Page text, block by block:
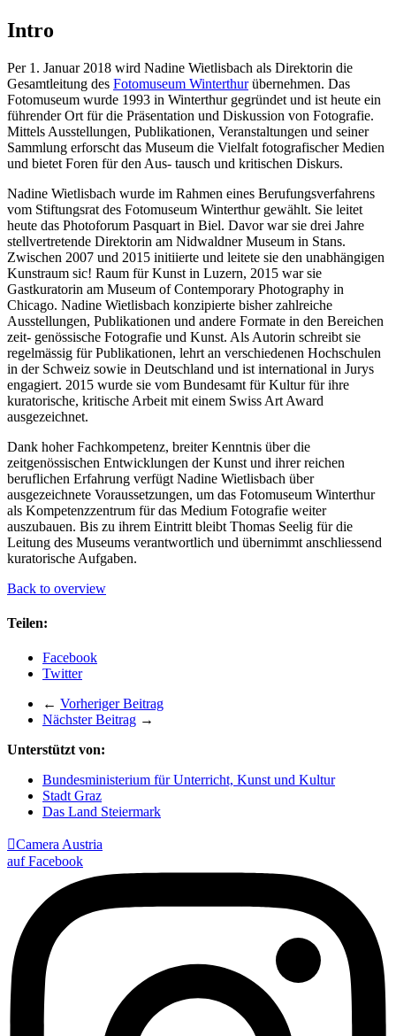
Intro
Per 1. Januar 2018 wird Nadine Wietlisbach als Direktorin die
Gesamtleitung des Fotomuseum Winterthurübernehmen. Das
Fotomuseum wurde 1993 in Winterthur gegründet und ist heute ein
führender Ort für die Präsentation und Diskussion von Fotografie.
Mittels Ausstellungen, Publikationen, Veranstaltungen und seiner
Sammlung erforscht das Museum die Vielfalt fotografischer Medien
und bietet Foren für den Aus- tausch und kritischen Diskurs.
Nadine Wietlisbach wurde im Rahmen eines Berufungsverfahrens
vom Stiftungsrat des Fotomuseum Winterthur gewählt. Sie leitet
heute das Photoforum Pasquart in Biel. Davor war sie drei Jahre
stellvertretende Direktorin am Nidwaldner Museum in Stans.
Zwischen 2007 und 2015 initiierte und leitete sie den unabhängigen
Kunstraum sic! Raum für Kunst in Luzern, 2015 war sie
Gastkuratorin am Museum of Contemporary Photography in
Chicago. Nadine Wietlisbach konzipierte bisher zahlreiche
Ausstellungen, Publikationen und andere Formate in den Bereichen
zeit- genössische Fotografie und Kunst. Als Autorin schreibt sie
regelmässig für Publikationen, lehrt an verschiedenen Hochschulen
in der Schweiz sowie in Deutschland und ist international in Jurys
engagiert. 2015 wurde sie vom Bundesamt für Kultur für ihre
kuratorische, kritische Arbeit mit einem Swiss Art Award
ausgezeichnet.
Dank hoher Fachkompetenz, breiter Kenntnis über die
zeitgenössischen Entwicklungen der Kunst und ihrer reichen
beruflichen Erfahrung verfügt Nadine Wietlisbach über
ausgezeichnete Voraussetzungen, um das Fotomuseum Winterthur
als Kompetenzzentrum für das Medium Fotografie weiter
auszubauen. Bis zu ihrem Eintritt bleibt Thomas Seelig für die
Leitung des Museums verantwortlich und übernimmt anschliessend
kuratorische Aufgaben.
Back to overview
Teilen:
Facebook
Twitter
← Vorheriger Beitrag
Nächster Beitrag →
Unterstützt von:
Bundesministerium für Unterricht, Kunst und Kultur
Stadt Graz
Das Land Steiermark
Camera Austria
auf Facebook